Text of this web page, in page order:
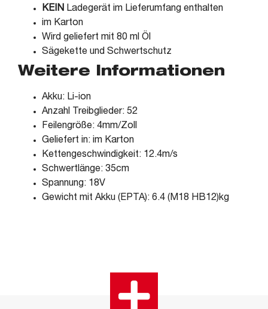
KEIN Ladegerät im Lieferumfang enthalten
im Karton
Wird geliefert mit 80 ml Öl
Sägekette und Schwertschutz
Weitere Informationen
Akku: Li-ion
Anzahl Treibglieder: 52
Feilengröße: 4mm/Zoll
Geliefert in: im Karton
Kettengeschwindigkeit: 12.4m/s
Schwertlänge: 35cm
Spannung: 18V
Gewicht mit Akku (EPTA): 6.4 (M18 HB12)kg